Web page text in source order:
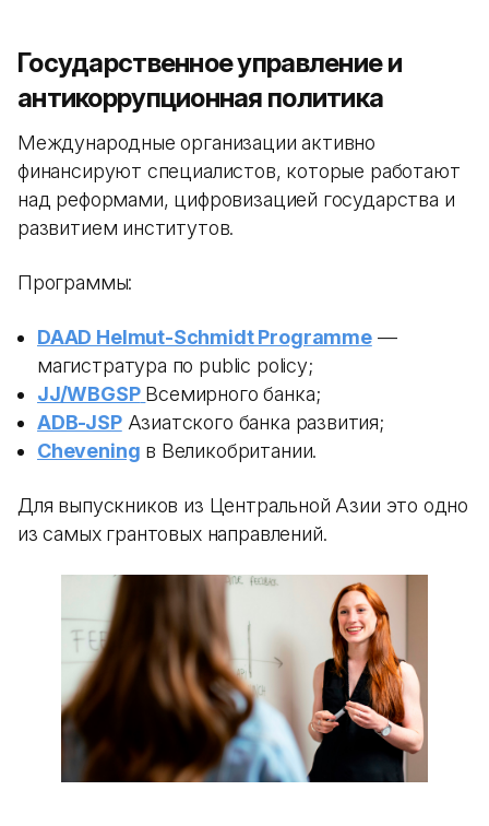
Государственное управление и
антикоррупционная политика
Международные организации активно
финансируют специалистов, которые работают
над реформами, цифровизацией государства и
развитием институтов.
Программы:
DAAD Helmut-Schmidt Programme—
магистратура по public policy;
JJ/WBGSP Всемирного банка;
ADB-JSPАзиатского банка развития;
Chevening в Великобритании.
Для выпускников из Центральной Азии это одно
из самых грантовых направлений.